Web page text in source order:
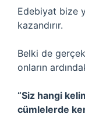
Edebiyat bize
kazandırır.
Belki de
onların
“Siz hangi
cümlelerde